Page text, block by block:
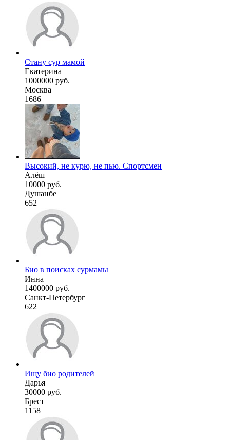
Стану сур мамой
Екатерина
1000000 руб.
Москва
1686
Высокий, не курю, не пью. Спортсмен
Алёш
10000 руб.
Душанбе
652
Био в поисках сурмамы
Инна
1400000 руб.
Санкт-Петербург
622
Ищу био родителей
Дарья
30000 руб.
Брест
1158